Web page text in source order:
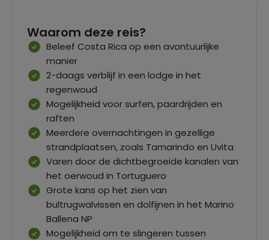
Waarom deze reis?
Beleef Costa Rica op een avontuurlijke
manier
2-daags verblijf in een lodge in het
regenwoud
Mogelijkheid voor surfen, paardrijden en
raften
Meerdere overnachtingen in gezellige
strandplaatsen, zoals Tamarindo en Uvita
Varen door de dichtbegroeide kanalen van
het oerwoud in Tortuguero
Grote kans op het zien van
bultrugwalvissen en dolfijnen in het Marino
Ballena NP
Mogelijkheid om te slingeren tussen